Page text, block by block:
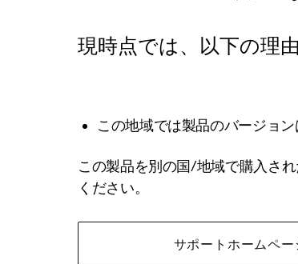
現時点では、以下の理
この地域では製品のバージョ
この製品を別の国/地域で購入さ
ください。
サポートホームペー